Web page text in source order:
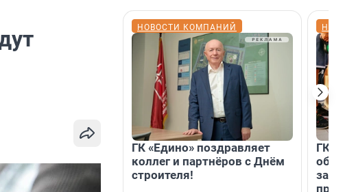
НОВОСТИ КОМПАНИЙ
ГК «Едино» поздравляет
коллег и партнёров с Днём
строителя!
ГК